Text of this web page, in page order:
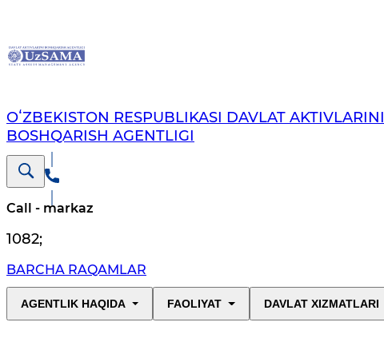
OʻZBEKISTON RESPUBLIKASI DAVLAT AKTIVLARINI
BOSHQARISH AGENTLIGI
Call - markaz
1082;
BARCHA RAQAMLAR
AGENTLIK HAQIDA FAOLIYAT DAVLAT XIZMATLARI